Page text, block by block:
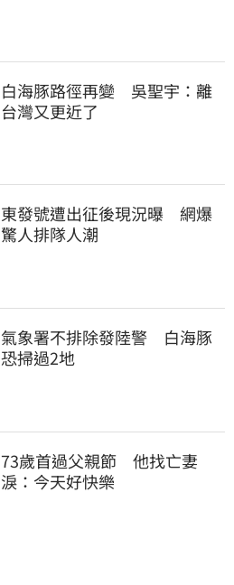
白海豚路徑再變　吳聖宇：離
台灣又更近了
東發號遭出征後現況曝　網爆
驚人排隊人潮
氣象署不排除發陸警　白海豚
恐掃過2地
73歲首過父親節　他找亡妻
淚：今天好快樂